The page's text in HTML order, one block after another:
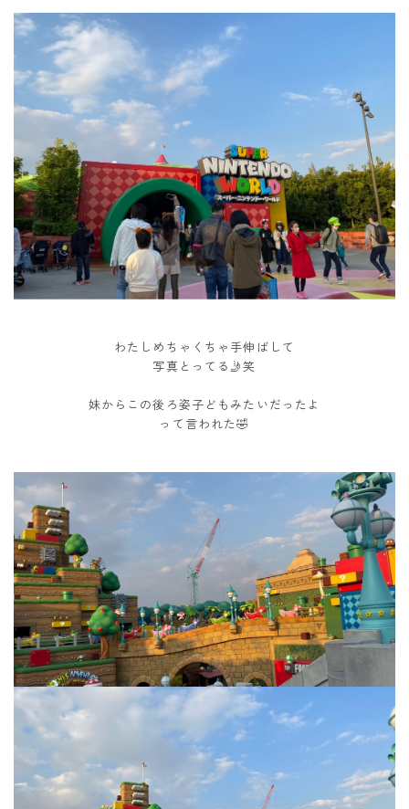
わたしめちゃくちゃ手伸ばして
写真とってる🤳笑
妹からこの後ろ姿子どもみたいだったよ
って言われた🤣